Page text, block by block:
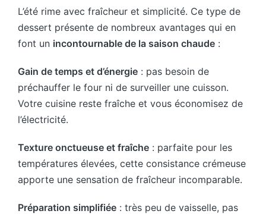
L’été rime avec fraîcheur et simplicité. Ce type de
dessert présente de nombreux avantages qui en
font un incontournable de la saison chaude :
Gain de temps et d’énergie : pas besoin de
préchauffer le four ni de surveiller une cuisson.
Votre cuisine reste fraîche et vous économisez de
l’électricité.
Texture onctueuse et fraîche : parfaite pour les
températures élevées, cette consistance crémeuse
apporte une sensation de fraîcheur incomparable.
Préparation simplifiée : très peu de vaisselle, pas